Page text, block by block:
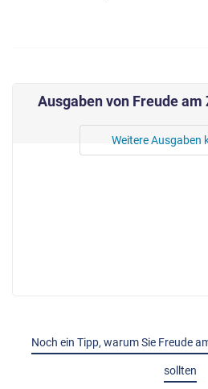
Ausgaben von Freude
Weitere Ausgaben
Noch ein Tipp, warum Sie Freude
sollten